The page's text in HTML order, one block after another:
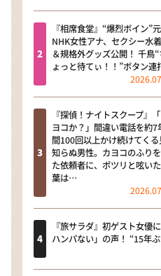
『相席食堂』“爆烈ボイン”元
NHK女性アナ、セクシー水
＆規格外グッズ公開！ 千鳥“
ょっと待てぃ！！”ボタン連
『探偵！ナイトスクープ』
ヨコか？」間違い電話を約7
間100回以上かけ続けてくる
知らぬ男性。カヨコのふり
た依頼者に、ポツリと呟い
葉は…
『旅サラダ』初ゲスト女優
ハンパない」の声！ “15年